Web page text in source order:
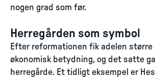
nogen grad som før.
Herregården som symbol
Efter reformationen fik adelen større
økonomisk betydning, og det satte
herregårde. Et tidligt eksempel er